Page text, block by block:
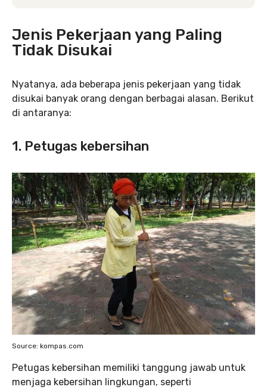
Jenis Pekerjaan yang Paling
Tidak Disukai
Nyatanya, ada beberapa jenis pekerjaan yang tidak
disukai banyak orang dengan berbagai alasan. Berikut
di antaranya:
1. Petugas kebersihan
Source: kompas.com
Petugas kebersihan memiliki tanggung jawab untuk
menjaga kebersihan lingkungan, seperti